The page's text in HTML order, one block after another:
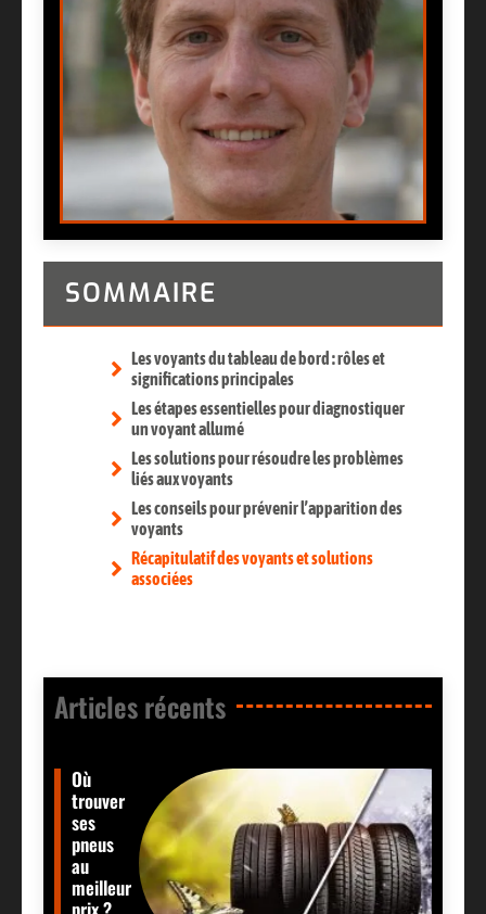
SOMMAIRE
Les voyants du tableau de bord : rôles et
significations principales
Les étapes essentielles pour diagnostiquer
un voyant allumé
Les solutions pour résoudre les problèmes
liés aux voyants
Les conseils pour prévenir l’apparition des
voyants
Récapitulatif des voyants et solutions
associées
Articles récents​
Où
trouver
ses
pneus
au
meilleur